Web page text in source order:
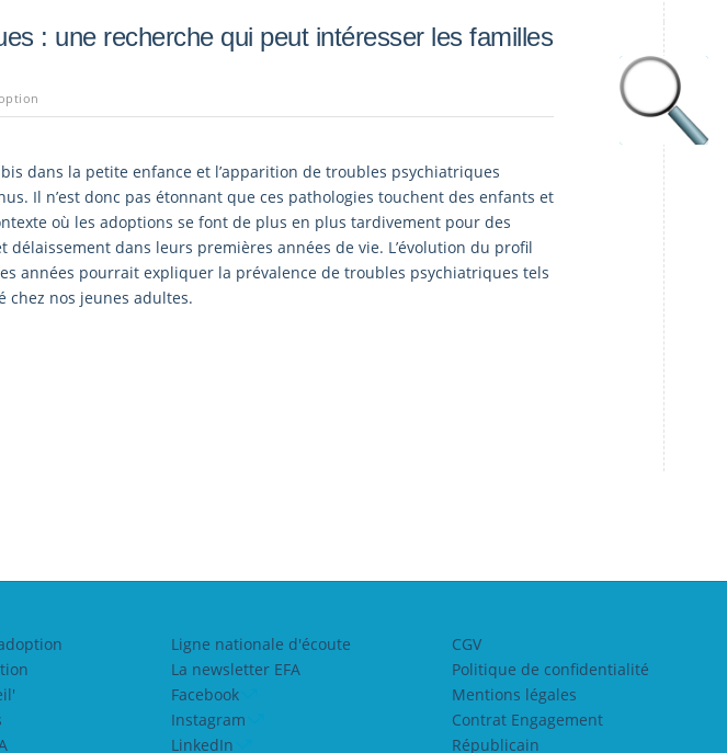
: une recherche qui peut intéresser les familles
dans la petite enfance et l’apparition de troubles psychiatriques
Il n’est donc pas étonnant que ces pathologies touchent des enfants et
où les adoptions se font de plus en plus tardivement pour des
dans leurs premières années de vie. L’évolution du profil
années pourrait expliquer la prévalence de troubles psychiatriques tels
nos jeunes adultes.
Ligne nationale d'écoute
La newsletter EFA
Facebook
Instagram
LinkedIn
CGV
Politique de confidentialité
Mentions légales
Contrat Engagement
Républicain